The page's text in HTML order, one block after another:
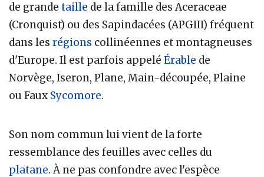
de grande taille de la famille des Aceraceae
(Cronquist) ou des Sapindacées (APGIII) fréquent
dans les régions collinéennes et montagneuses
d'Europe. Il est parfois appelé Érable de
Norvège, Iseron, Plane, Main-découpée, Plaine
ou Faux Sycomore.
Son nom commun lui vient de la forte
ressemblance des feuilles avec celles du
platane. À ne pas confondre avec l'espèce